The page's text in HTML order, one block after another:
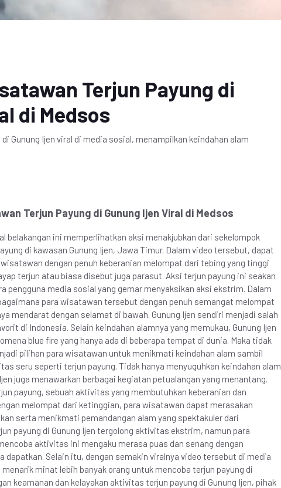
Terjun Payung di
di Medsos
Gunung Ijen viral di media sosial, menampilkan keindahan alam
Terjun Payung di Gunung Ijen Viral di Medsos
belakangan ini memperlihatkan aksi menakjubkan dari sekelompok
di kawasan Gunung Ijen, Jawa Timur. Dalam video tersebut, dapat
dengan penuh keberanian melompat dari tebing yang tinggi
terjun atau biasa disebut juga parasut. Aksi terjun payung ini seakan
pengguna media sosial yang gemar menyaksikan aksi ekstrim. Dalam
para wisatawan tersebut dengan penuh semangat melompat
mendarat dengan selamat di bawah. Gunung Ijen sendiri menjadi salah
di Indonesia. Selain keindahan alamnya yang memukau, Gunung Ijen
blue fire yang hanya ada di beberapa tempat di dunia. Maka tidak
pilihan para wisatawan untuk menikmati keindahan alam sambil
seru seperti terjun payung. Tidak hanya menyuguhkan keindahan alam
juga menawarkan berbagai kegiatan petualangan yang menantang.
payung, sebuah aktivitas yang membutuhkan keberanian dan
melompat dari ketinggian, para wisatawan dapat merasakan
serta menikmati pemandangan alam yang spektakuler dari
payung di Gunung Ijen tergolong aktivitas ekstrim, namun para
aktivitas ini mengaku merasa puas dan senang dengan
dapatkan. Selain itu, dengan semakin viralnya video tersebut di media
minat lebih banyak orang untuk mencoba terjun payung di
keamanan dan kelayakan aktivitas terjun payung di Gunung Ijen, pihak